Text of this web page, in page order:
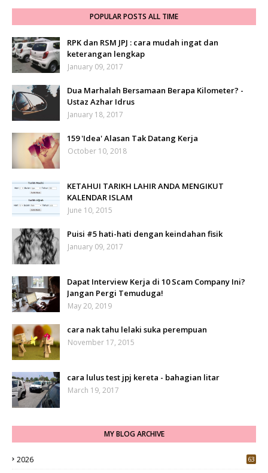
POPULAR POSTS ALL TIME
RPK dan RSM JPJ : cara mudah ingat dan
keterangan lengkap
January 09, 2017
Dua Marhalah Bersamaan Berapa Kilometer? -
Ustaz Azhar Idrus
January 18, 2017
159 'Idea' Alasan Tak Datang Kerja
October 10, 2018
KETAHUI TARIKH LAHIR ANDA MENGIKUT
KALENDAR ISLAM
June 10, 2015
Puisi #5 hati-hati dengan keindahan fisik
January 09, 2017
Dapat Interview Kerja di 10 Scam Company Ini?
Jangan Pergi Temuduga!
May 20, 2019
cara nak tahu lelaki suka perempuan
November 17, 2015
cara lulus test jpj kereta - bahagian litar
March 19, 2017
MY BLOG ARCHIVE
2026 63